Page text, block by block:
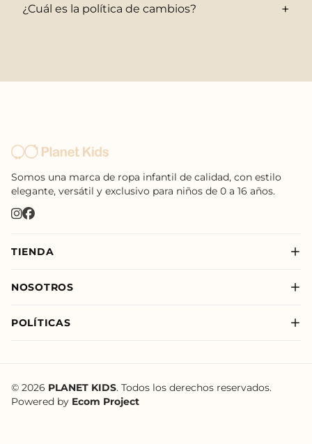
¿Cuál es la política de cambios? +
Somos una marca de ropa infantil de calidad, con estilo
elegante, versátil y exclusivo para niños de 0 a 16 años.
TIENDA
Niño
NOSOTROS
Nuestras Tiendas
POLÍTICAS
Política de Tratamiento de Datos de Planet Kids
Términos y Condiciones
© 2026 PLANET KIDS. Todos los derechos reservados.
Powered by Ecom Project